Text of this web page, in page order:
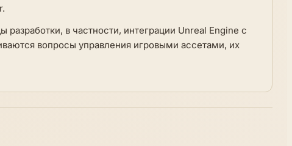
в частности, интеграции Unreal Engine с
вопросы управления игровыми ассетами, их